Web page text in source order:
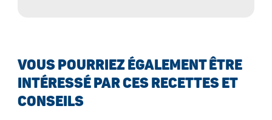
VOUS POURRIEZ ÉGALEMENT ÊTRE
INTÉRESSÉ PAR CES RECETTES ET
CONSEILS